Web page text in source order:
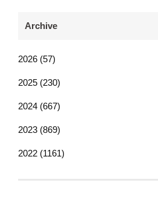
Archive
2026 (57)
2025 (230)
2024 (667)
2023 (869)
2022 (1161)